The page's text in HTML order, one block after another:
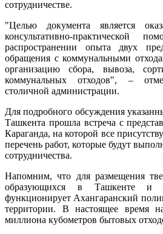
сотрудничестве.
"Целью документа является
консультативно-
распространении опыта двух
обращения с коммунальными
организацию сбора, вывоза,
коммунальных отходов", –
столичной администрации.
Для подробного обсуждения
Ташкента прошла встреча с
Караганда, на которой все
перечень работ, которые будут
сотрудничества.
Напомним, что для размещения
образующихся в Ташкенте и
функционирует Ахангаранский
территории. В настоящее время
миллиона кубометров бытовых